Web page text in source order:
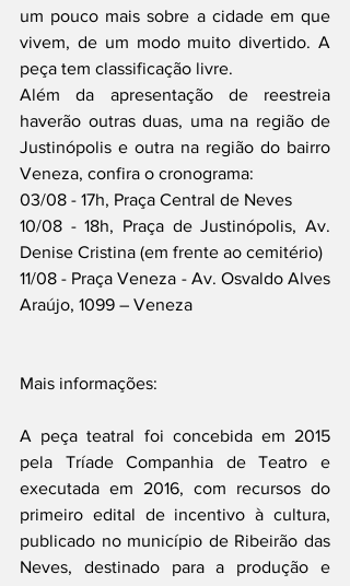
um pouco mais sobre a cidade em que
vivem, de um modo muito divertido. A
peça tem classificação livre.
Além da apresentação de reestreia
haverão outras duas, uma na região de
Justinópolis e outra na região do bairro
Veneza, confira o cronograma:
03/08 - 17h, Praça Central de Neves
10/08 - 18h, Praça de Justinópolis, Av.
Denise Cristina (em frente ao cemitério)
11/08 - Praça Veneza - Av. Osvaldo Alves
Araújo, 1099 – Veneza
Mais informações:
A peça teatral foi concebida em 2015
pela Tríade Companhia de Teatro e
executada em 2016, com recursos do
primeiro edital de incentivo à cultura,
publicado no município de Ribeirão das
Neves, destinado para a produção e